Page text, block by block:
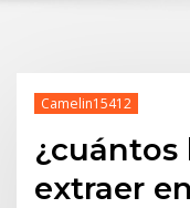
Camelin15412
extraer